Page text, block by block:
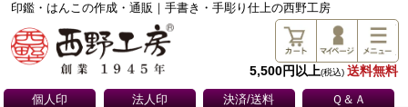
印鑑・はんこの作成・通販｜手書き・手彫り仕上の西野工房
5,500円以上(税込) 送料無料
個人印 法人印 決済/送料 Ｑ＆Ａ